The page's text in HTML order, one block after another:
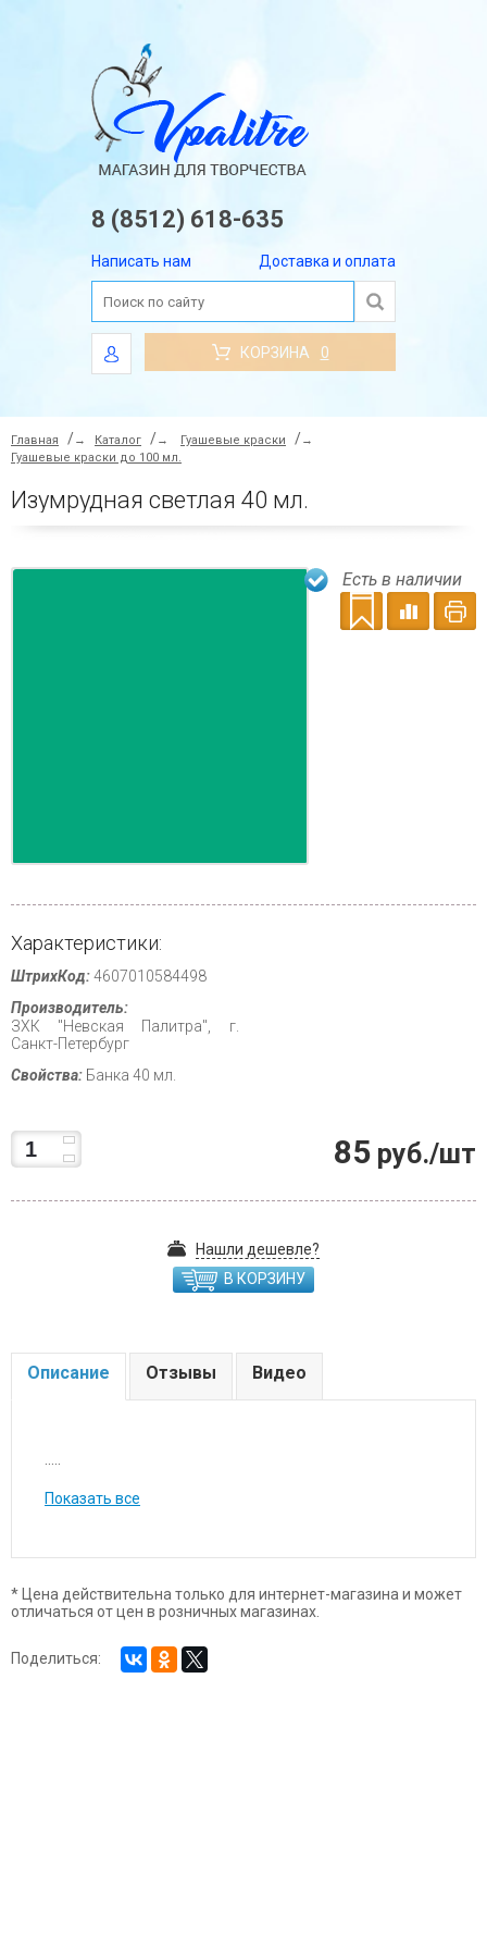
8 (8512) 618-635
Написать нам Доставка и оплата
КОРЗИНА 0
Главная → Каталог → Гуашевые краски
→
Гуашевые краски до 100 мл.
Изумрудная светлая 40 мл.
Есть в наличии
Характеристики:
ШтрихКод:4607010584498
Производитель:
ЗХК "Невская Палитра", г.
Санкт-Петербург
Свойства: Банка 40 мл.
85 руб./шт
Нашли дешевле?
В КОРЗИНУ
Описание Отзывы Видео
Показать все
* Цена действительна только для интернет-магазина и может
отличаться от цен в розничных магазинах.
Поделиться: